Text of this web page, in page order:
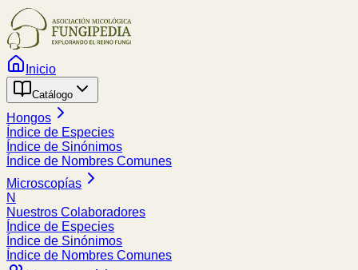
Inicio
Catálogo
Hongos
Índice de Especies
Índice de Sinónimos
Índice de Nombres Comunes
Microscopías
N
Nuestros Colaboradores
Índice de Especies
Índice de Sinónimos
Índice de Nombres Comunes